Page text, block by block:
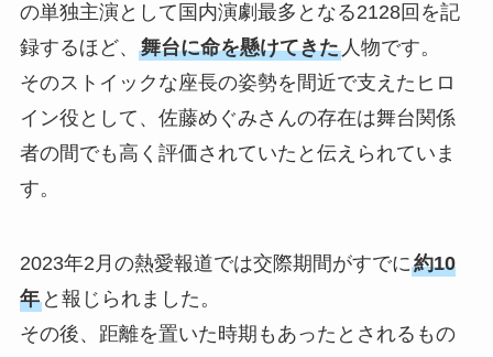
の単独主演として国内演劇最多となる2128回を記
録するほど、 舞台に命を懸けてきた人物です。
そのストイックな座長の姿勢を間近で支えたヒロ
イン役として、佐藤めぐみさんの存在は舞台関係
者の間でも高く評価されていたと伝えられていま
す。
2023年2月の熱愛報道では交際期間がすでに約10
年と報じられました。
その後、距離を置いた時期もあったとされるもの